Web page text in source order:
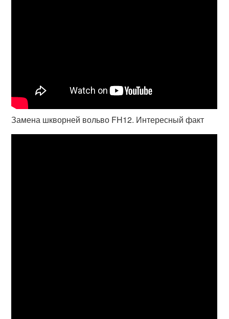
Замена шкворней вольво FH12. Интересный факт